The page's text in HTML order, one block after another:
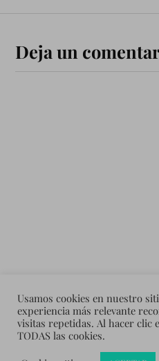
Deja un
Usamos cookies en nuestro
experiencia más relevante
visitas repetidas. Al hacer clic
TODAS las cookies.